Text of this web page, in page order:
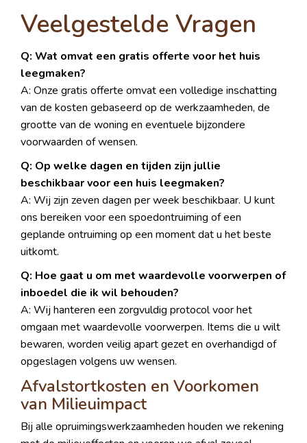
Veelgestelde Vragen
Q: Wat omvat een gratis offerte voor het huis
leegmaken?
A: Onze gratis offerte omvat een volledige inschatting
van de kosten gebaseerd op de werkzaamheden, de
grootte van de woning en eventuele bijzondere
voorwaarden of wensen.
Q: Op welke dagen en tijden zijn jullie
beschikbaar voor een huis leegmaken?
A: Wij zijn zeven dagen per week beschikbaar. U kunt
ons bereiken voor een spoedontruiming of een
geplande ontruiming op een moment dat u het beste
uitkomt.
Q: Hoe gaat u om met waardevolle voorwerpen of
inboedel die ik wil behouden?
A: Wij hanteren een zorgvuldig protocol voor het
omgaan met waardevolle voorwerpen. Items die u wilt
bewaren, worden veilig apart gezet en overhandigd of
opgeslagen volgens uw wensen.
Afvalstortkosten en Voorkomen
van Milieuimpact
Bij alle opruimingswerkzaamheden houden we rekening